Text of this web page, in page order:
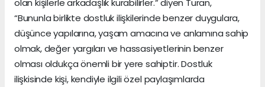
“Bununla birlikte dostluk ilişkilerinde benzer duygulara,
düşünce yapılarına, yaşam amacına ve anlamına sahip
olmak, değer yargıları ve hassasiyetlerinin benzer
olması oldukça önemli bir yere sahiptir. Dostluk
ilişkisinde kişi, kendiyle ilgili özel paylaşımlarda